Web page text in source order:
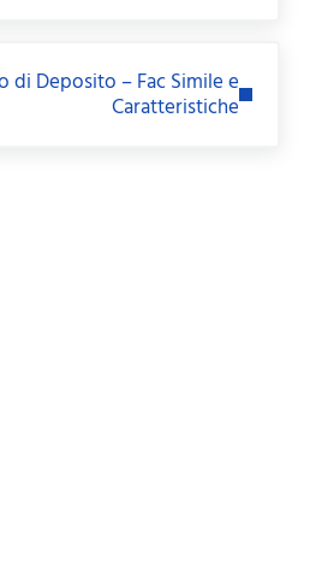
di Deposito – Fac Simile e
Caratteristiche